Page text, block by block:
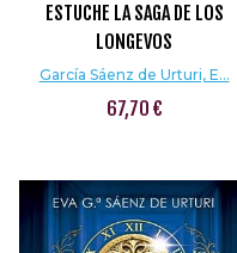
ESTUCHE LA SAGA DE LOS
LONGEVOS
García Sáenz de Urturi, E...
67,70 €